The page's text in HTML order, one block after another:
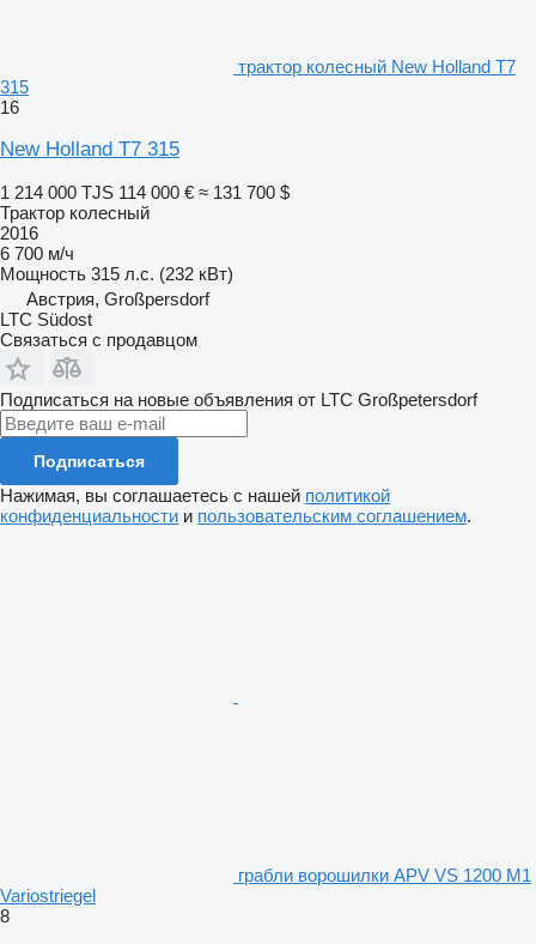
трактор колесный New Holland T7
315
16
New Holland T7 315
1 214 000 TJS 114 000 € ≈ 131 700 $
Трактор колесный
2016
6 700 м/ч
Мощность 315 л.с. (232 кВт)
Австрия, Großpersdorf
LTC Südost
Связаться с продавцом
Подписаться на новые объявления от LTC Großpetersdorf
Подписаться
Нажимая, вы соглашаетесь с нашей политикой
конфиденциальности и пользовательским соглашением.
грабли ворошилки APV VS 1200 M1
Variostriegel
8